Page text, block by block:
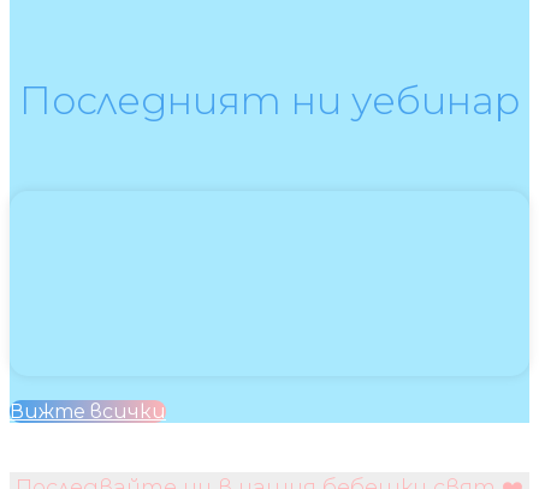
Последният ни уебинар
Вижте всички